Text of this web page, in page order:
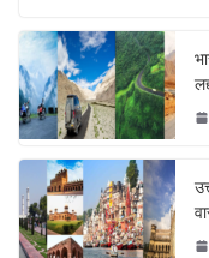
c
e
b
o
o
k
itt
er